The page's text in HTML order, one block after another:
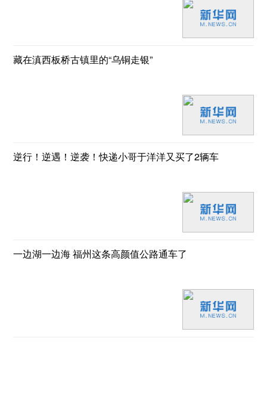
藏在滇西板桥古镇里的“乌铜走银”
逆行！逆遇！逆袭！快递小哥于洋洋又买了2辆车
一边湖一边海 福州这条高颜值公路通车了